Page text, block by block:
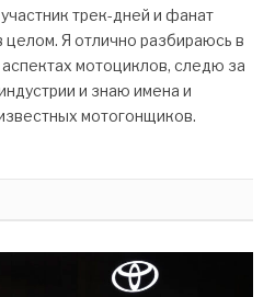
трек-дней и фанат
целом. Я отлично разбираюсь в
мотоциклов, следю за
и знаю имена и
мотогонщиков.